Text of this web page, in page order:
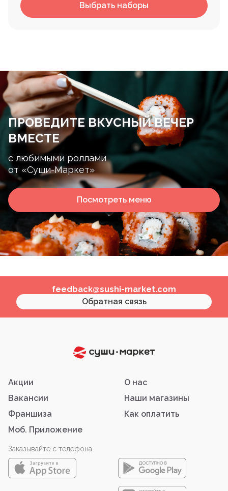
Выбрать наборы
ПРОВЕДИТЕ ВКУСНЫЙ ВЕЧЕР
ВМЕСТЕ
с любимыми роллами
от «Суши-Маркет»
Посмотреть меню
feedback@sushi-market.com
Обратная связь
Акции
О нас
Вакансии
Наши магазины
Франшиза
Как оплатить
Моб. Приложение
Заказывайте с телефона